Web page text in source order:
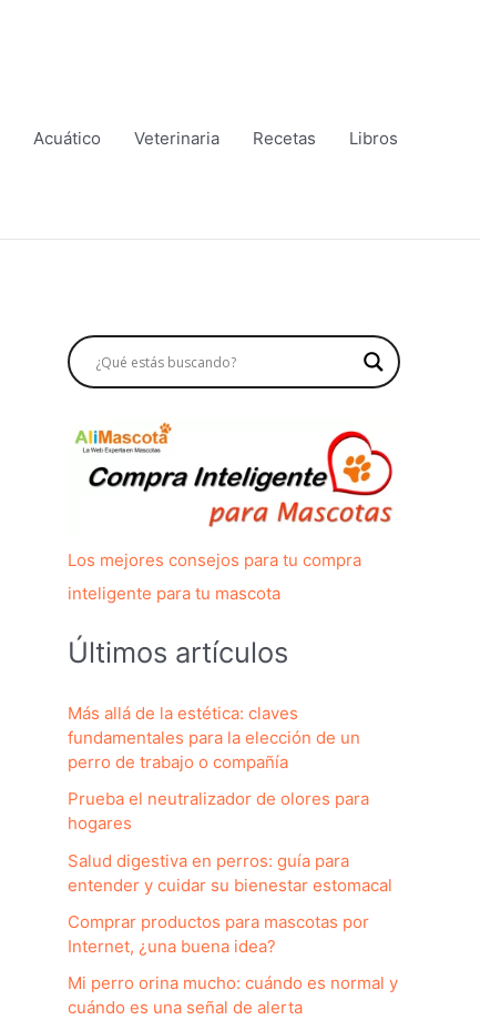
Acuático Veterinaria Recetas Libros
Los mejores consejos para tu compra
inteligente para tu mascota
Últimos artículos
Más allá de la estética: claves
fundamentales para la elección de un
perro de trabajo o compañía
Prueba el neutralizador de olores para
hogares
Salud digestiva en perros: guía para
entender y cuidar su bienestar estomacal
Comprar productos para mascotas por
Internet, ¿una buena idea?
Mi perro orina mucho: cuándo es normal y
cuándo es una señal de alerta